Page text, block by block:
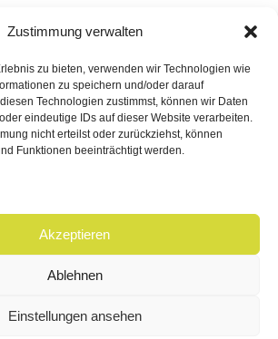
Zustimmung verwalten
zu bieten, verwenden wir Technologien wie
zu speichern und/oder darauf
Technologien zustimmst, können wir Daten
eindeutige IDs auf dieser Website verarbeiten.
nicht erteilst oder zurückziehst, können
Funktionen beeinträchtigt werden.
Akzeptieren
Ablehnen
Einstellungen ansehen
© 2026 | TANZWERK
DATENSCHUTZ